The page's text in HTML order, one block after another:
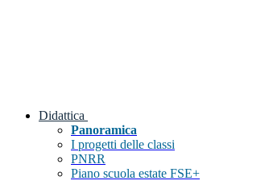
Didattica
Panoramica
I progetti delle classi
PNRR
Piano scuola estate FSE+